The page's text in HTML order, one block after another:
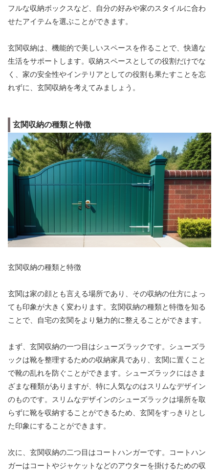
フルな収納ボックスなど、自分の好みや家のスタイルに合わ
せたアイテムを選ぶことができます。
玄関収納は、機能的で美しいスペースを作ることで、快適な
生活をサポートします。収納スペースとしての役割だけでな
く、家の安全性やインテリアとしての役割も果たすことを忘
れずに、玄関収納を考えてみましょう。
玄関収納の種類と特徴
玄関収納の種類と特徴
玄関は家の顔とも言える場所であり、その収納の仕方によっ
ても印象が大きく変わります。玄関収納の種類と特徴を知る
ことで、自宅の玄関をより魅力的に整えることができます。
まず、玄関収納の一つ目はシューズラックです。シューズラ
ックは靴を整理するための収納家具であり、玄関に置くこと
で靴の乱れを防ぐことができます。シューズラックにはさま
ざまな種類がありますが、特に人気なのはスリムなデザイン
のものです。スリムなデザインのシューズラックは場所を取
らずに靴を収納することができるため、玄関をすっきりとし
た印象にすることができます。
次に、玄関収納の二つ目はコートハンガーです。コートハン
ガーはコートやジャケットなどのアウターを掛けるための収